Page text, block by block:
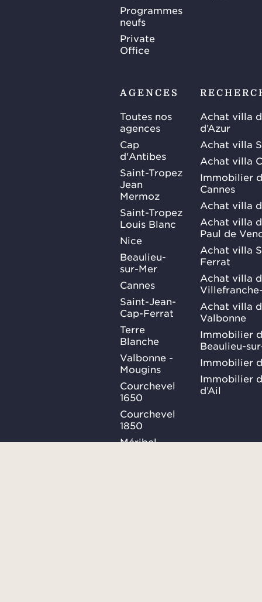
Programmes
neufs
Private
Office
AGENCES
Toutes nos
agences
Cap
d'Antibes
Saint-Tropez
Jean
Mermoz
Saint-Tropez
Louis Blanc
Nice
Beaulieu-
sur-Mer
Cannes
Saint-Jean-
Cap-Ferrat
Terre
Blanche
Valbonne -
Mougins
Courchevel
1650
Courchevel
1850
Méribel
Achat villa
d’Azur
Achat villa
Achat villa
Immobilier
Cannes
Achat villa
Achat villa
Paul de
Achat villa
Ferrat
Achat villa
Achat villa
Valbonne
Immobilier
Beaulieu-
Immobilier
Immobilier
d’Ail